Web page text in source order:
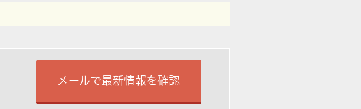
メールで最新情報を確認